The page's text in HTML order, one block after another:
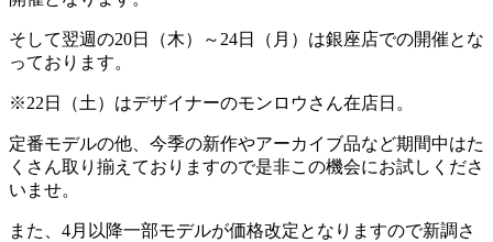
そして翌週の20日（木）～24日（月）は銀座店での開催とな
っております。
※22日（土）はデザイナーのモンロウさん在店日。
定番モデルの他、今季の新作やアーカイブ品など期間中はた
くさん取り揃えておりますので是非この機会にお試しくださ
いませ。
また、4月以降一部モデルが価格改定となりますので新調さ